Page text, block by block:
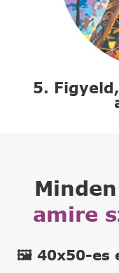
5.
amire
🖼️ 40x50-es